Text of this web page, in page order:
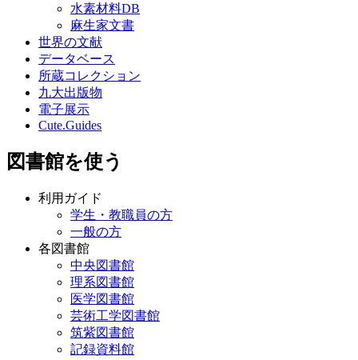
水素材料DB
麻生家文書
世界の文献
データベース
所蔵コレクション
九大出版物
電子展示
Cute.Guides
図書館を使う
利用ガイド
学生・教職員の方
一般の方
各図書館
中央図書館
理系図書館
医学図書館
芸術工学図書館
筑紫図書館
記録資料館